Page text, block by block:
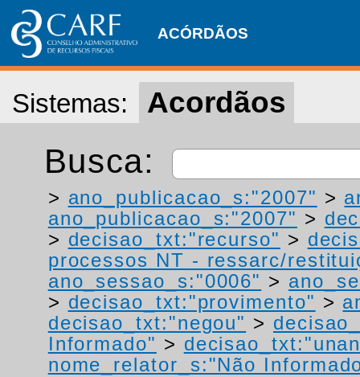
ACÓRDÃOS
Sistemas: Acordãos
Busca:
> ano_publicacao_s:"2007" >
ano_publicacao_s:"2007" >
> decisao_txt:"recurso" >
processos NT - ressarc/
ano_sessao_s:"0006" >
> decisao_txt:"provimento" >
decisao_txt:"negou" >
Informado" >
nome_relator_s:"Não